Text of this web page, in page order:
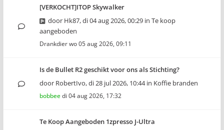
[VERKOCHT]ITOP Skywalker
door Hk87,di 04 aug 2026, 00:29 in Te koop
aangeboden
Drankdierwo 05 aug 2026, 09:11
Is de Bullet R2 geschikt voor ons als Stichting?
door RobertIvo,di 28 jul 2026, 10:44in Koffie branden
bobbeedi 04 aug 2026, 17:32
Te Koop Aangeboden 1zpresso J-Ultra